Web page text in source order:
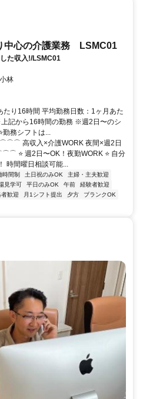
中心の介護業務 LSMC01
た収入!/LSMC01
林
り16時間 平均勤務日数：1ヶ月あた
記から16時間の勤務 ※週2日〜のシ
勤務シフトは...
収入×介護WORK 夜間×週2日
2日〜OK！夜勤WORK ⭐ 自分
時間曜日相談可能...
時間制 土日祝のみOK
主婦・主夫歓迎
見学可 平日のみOK 午前
経験者歓迎
歓迎 月1シフト提出 夕方
ブランクOK